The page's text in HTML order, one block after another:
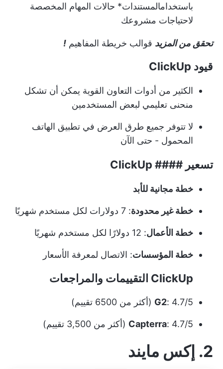
باستخدامالمستندات* حالات المهام المخصصة
لاحتياجات مشروعك
تحقق من المزيد قوالب خريطة المفاهيم !
قيود ClickUp
الكثير من أدوات التعاون القوية يمكن أن تشكل
منحنى تعليمي لبعض المستخدمين
لا تتوفر جميع طرق العرض في تطبيق الهاتف
المحمول - حتى الآن
تسعير #### ClickUp
خطة مجانية للأبد
خطة غير محدودة: 7 دولارات لكل مستخدم شهريًا
خطة الأعمال: 12 دولارًا لكل مستخدم شهريًا
خطة المؤسسات: الاتصال لمعرفة الأسعار
ClickUp التقييمات والمراجعات
G2: 4.7/5 (أكثر من 6500 تقييم)
Capterra: 4.7/5 (أكثر من 3,500 تقييم)
2. إكس مايند